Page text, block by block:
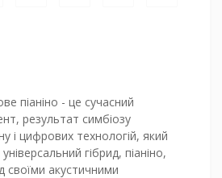
піаніно - це сучасний
результат симбіозу
і цифрових технологій, який
гібрид, піаніно,
своїми акустичними